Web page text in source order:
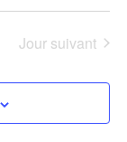
et
de
vues
de
Jour suivant